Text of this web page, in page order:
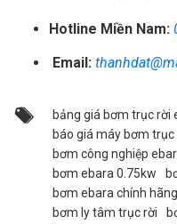
Hotline Miền Nam:
Email:
bảng giá bơm trục rời
báo giá máy bơm trục
bơm công nghiệp
bơm ebara 0.75kw
bơm ebara chính hãng
bơm ly tâm trục rời